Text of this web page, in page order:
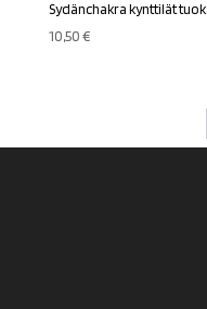
Sydänchakra kynttilät
10,50€